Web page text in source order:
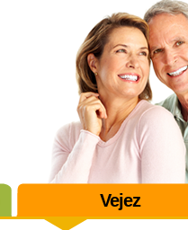
Vejez